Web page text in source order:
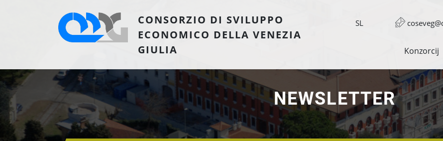
CONSORZIO DI SVILUPPO
ECONOMICO DELLA VENEZIA
GIULIA
SL
Konzorcij
NEWSLETTER